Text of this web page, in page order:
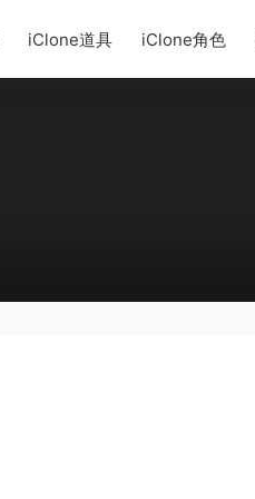
iClone道具 iClone角色